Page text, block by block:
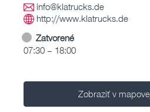
info@klatrucks.de
http://www.klatrucks.de
Zatvorené
07:30 – 18:00
Zobraziť v